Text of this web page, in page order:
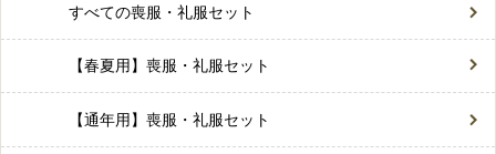
すべての喪服・礼服セット
【春夏用】喪服・礼服セット
【通年用】喪服・礼服セット